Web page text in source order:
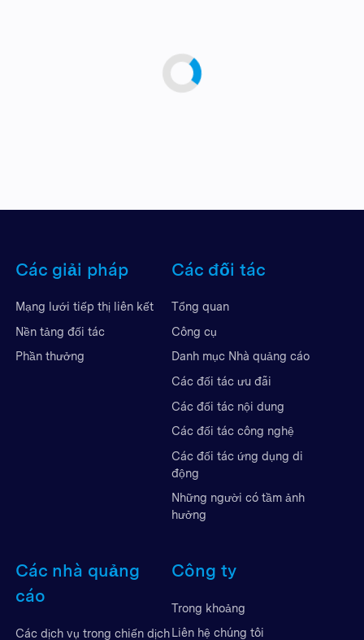
Các giải pháp
Mạng lưới tiếp thị liên kết
Nền tảng đối tác
Phần thưởng
Các đối tác
Tổng quan
Công cụ
Danh mục Nhà quảng cáo
Các đối tác ưu đãi
Các đối tác nội dung
Các đối tác công nghệ
Các đối tác ứng dụng di
động
Những người có tầm ảnh
hưởng
Các nhà quảng
cáo
Các dịch vụ trong chiến dịch
Công ty
Trong khoảng
Liên hệ chúng tôi